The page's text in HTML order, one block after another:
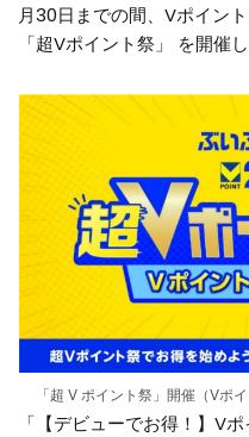
月30日までの間、Vポイン
「超Vポイント祭」 を開催し
「超 V ポイント祭」開催（Vポ
「【デビューでお得！】V